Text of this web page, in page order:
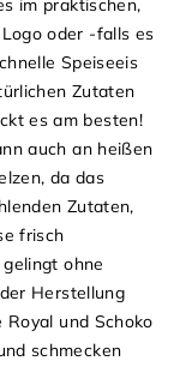
im praktischen,
oder -falls es
Speiseeis
Zutaten
es am besten!
auch an heißen
da das
Zutaten,
frisch
ohne
Herstellung
und Schoko
schmecken